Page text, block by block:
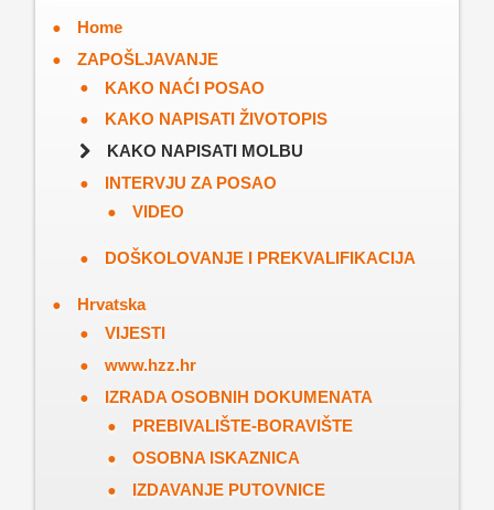
Home
ZAPOŠLJAVANJE
KAKO NAĆI POSAO
KAKO NAPISATI ŽIVOTOPIS
KAKO NAPISATI MOLBU
INTERVJU ZA POSAO
VIDEO
DOŠKOLOVANJE I PREKVALIFIKACIJA
Hrvatska
VIJESTI
www.hzz.hr
IZRADA OSOBNIH DOKUMENATA
PREBIVALIŠTE-BORAVIŠTE
OSOBNA ISKAZNICA
IZDAVANJE PUTOVNICE